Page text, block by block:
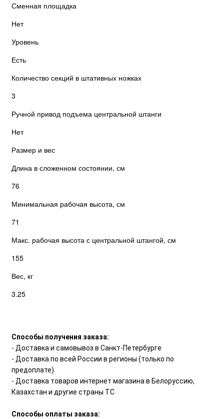
Сменная площадка
Нет
Уровень
Есть
Количество секций в штативных ножках
3
Ручной привод подъема центральной штанги
Нет
Размер и вес
Длина в сложенном состоянии, см
76
Минимальная рабочая высота, см
71
Макс. рабочая высота с центральной штангой, см
155
Вес, кг
3.25
Способы получения заказа:
- Доставка и самовывоз в Санкт-Петербурге
- Доставка по всей России в регионы (только по
предоплате)
- Доставка товаров интернет магазина в Белоруссию,
Казахстан и другие страны ТС
Способы оплаты заказа: